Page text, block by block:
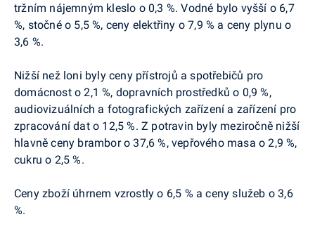
tržním nájemným kleslo o 0,3 %. Vodné bylo vyšší o 6,7
%, stočné o 5,5 %, ceny elektřiny o 7,9 % a ceny plynu o
3,6 %.
Nižší než loni byly ceny přístrojů a spotřebičů pro
domácnost o 2,1 %, dopravních prostředků o 0,9 %,
audiovizuálních a fotografických zařízení a zařízení pro
zpracování dat o 12,5 %. Z potravin byly meziročně nižší
hlavně ceny brambor o 37,6 %, vepřového masa o 2,9 %,
cukru o 2,5 %.
Ceny zboží úhrnem vzrostly o 6,5 % a ceny služeb o 3,6
%.